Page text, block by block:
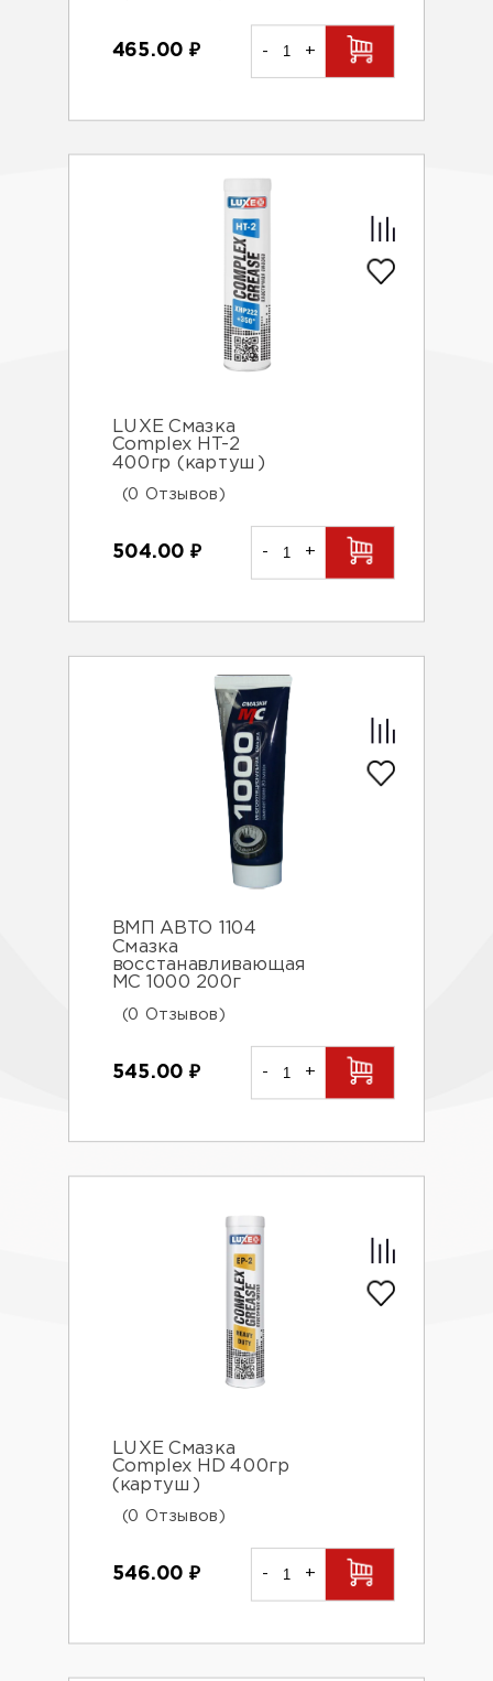
465.00 ₽ - +
LUXE Смазка
Complex HT-2
400гр (картуш)
(0 Отзывов)
504.00 ₽ - +
ВМП АВТО 1104
Смазка
восстанавливающая
МС 1000 200г
(0 Отзывов)
545.00 ₽ - +
LUXE Смазка
Complex HD 400гр
(картуш)
(0 Отзывов)
546.00 ₽ - +